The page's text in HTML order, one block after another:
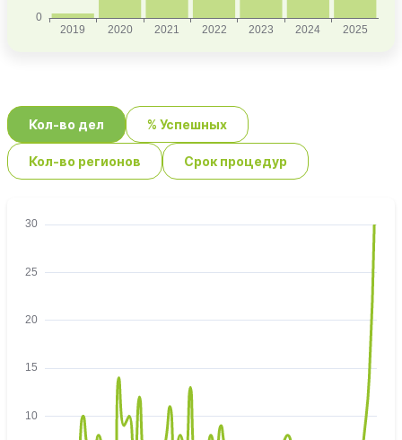
Кол-во дел % Успешных
Кол-во регионов Срок процедур